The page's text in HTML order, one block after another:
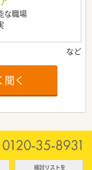
な職場
く
検討リストを